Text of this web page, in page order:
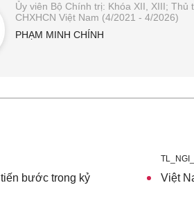
Ủy viên Bộ Chính trị: Khóa XII, XIII;
CHXHCN Việt Nam (4/2021 - 4/2026)
PHẠM MINH CHÍNH
bước trong kỷ
Việt